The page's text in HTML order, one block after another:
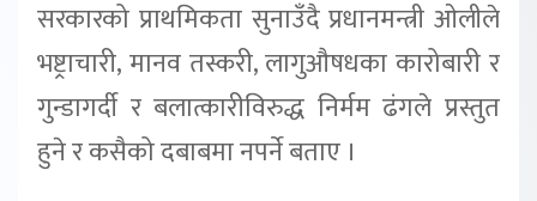
सरकारको प्राथमिकता सुनाउँदै प्रधानमन्त्री ओलीले
भष्ट्राचारी, मानव तस्करी, लागुऔषधका कारोबारी र
गुन्डागर्दी र बलात्कारीविरुद्ध निर्मम ढंगले प्रस्तुत
हुने र कसैको दबाबमा नपर्ने बताए ।